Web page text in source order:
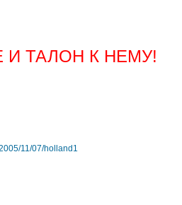
И ТАЛОН К НЕМУ!
11/07/holland1